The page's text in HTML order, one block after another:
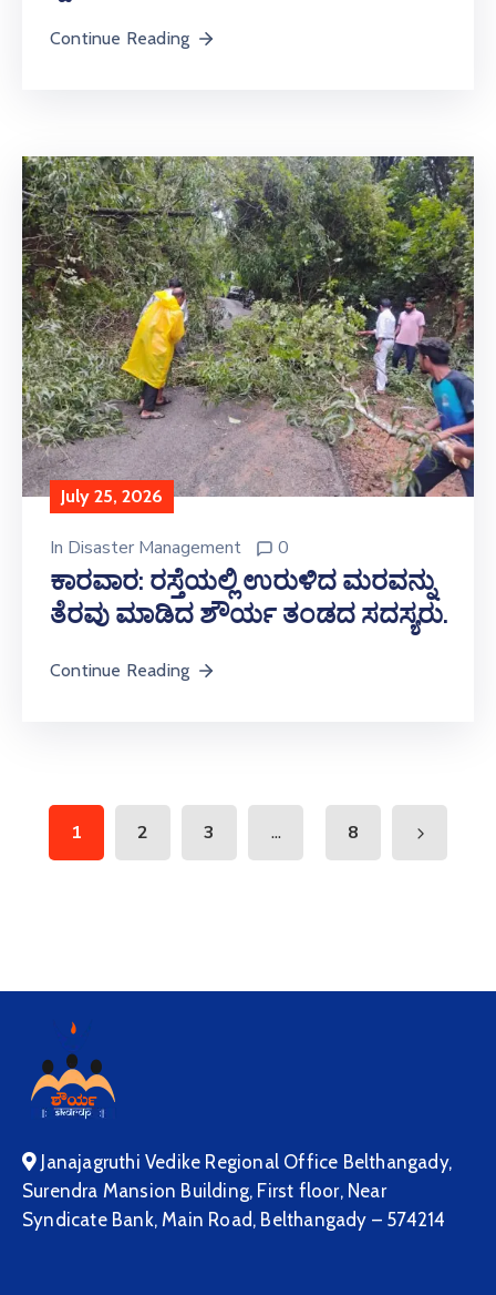
Continue Reading
July 25, 2026
In Disaster Management 0
ಕಾರವಾರ: ರಸ್ತೆಯಲ್ಲಿ ಉರುಳಿದ ಮರವನ್ನು
ತೆರವು ಮಾಡಿದ ಶೌರ್ಯ ತಂಡದ ಸದಸ್ಯರು.
Continue Reading
1 2 3 ... 8
Janajagruthi Vedike Regional Office Belthangady,
Surendra Mansion Building, First floor, Near
Syndicate Bank, Main Road, Belthangady – 574214